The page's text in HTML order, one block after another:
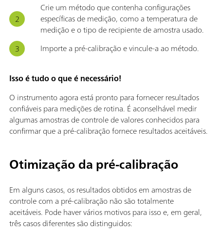
Crie um método que contenha configurações
específicas de medição, como a temperatura de
medição e o tipo de recipiente de amostra usado.
Importe a pré-calibração e vincule-a ao método.
Isso é tudo o que é necessário!
O instrumento agora está pronto para fornecer resultados
confiáveis para medições de rotina. É aconselhável medir
algumas amostras de controle de valores conhecidos para
confirmar que a pré-calibração fornece resultados aceitáveis.
Otimização da pré-calibração
Em alguns casos, os resultados obtidos em amostras de
controle com a pré-calibração não são totalmente
aceitáveis. Pode haver vários motivos para isso e, em geral,
três casos diferentes são distinguidos: